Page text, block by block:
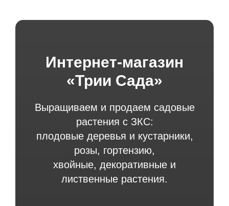
Интернет-магазин
«Трии Сада»
Выращиваем и продаем садовые
растения с ЗКС:
плодовые деревья и кустарники,
розы, гортензию,
хвойные, декоративные и
лиственные растения.